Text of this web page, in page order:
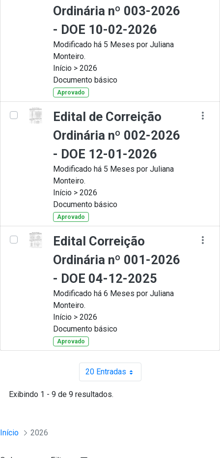
Ordinária nº 003-2026
- DOE 10-02-2026
Modificado há 5 Meses por Juliana
Monteiro.
Início > 2026
Documento básico
Aprovado
Edital de Correição
Ordinária nº 002-2026
- DOE 12-01-2026
Modificado há 5 Meses por Juliana
Monteiro.
Início > 2026
Documento básico
Aprovado
Edital Correição
Ordinária nº 001-2026
- DOE 04-12-2025
Modificado há 6 Meses por Juliana
Monteiro.
Início > 2026
Documento básico
Aprovado
20 EntradasPor página
Exibindo 1 - 9 de 9 resultados.
Início 2026